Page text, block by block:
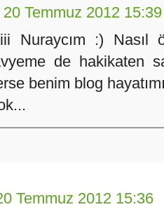
20 Temmuz 2012 15:39
Nuraycım :) Nasıl
de hakikaten
benim blog
Temmuz 2012 15:36